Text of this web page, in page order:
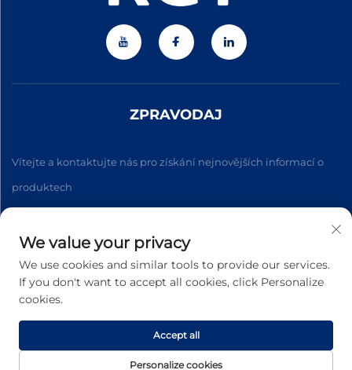
ZPRAVODAJ
Vítejte a kontaktujte nás pro získání nejnovějších informací o
produktech
Copyright © 2026 Zhejiang Jiateng Precision Technology Co.,
We value your privacy
We use cookies and similar tools to provide our services.
If you don't want to accept all cookies, click Personalize
cookies.
Personalize cookies
Accept all